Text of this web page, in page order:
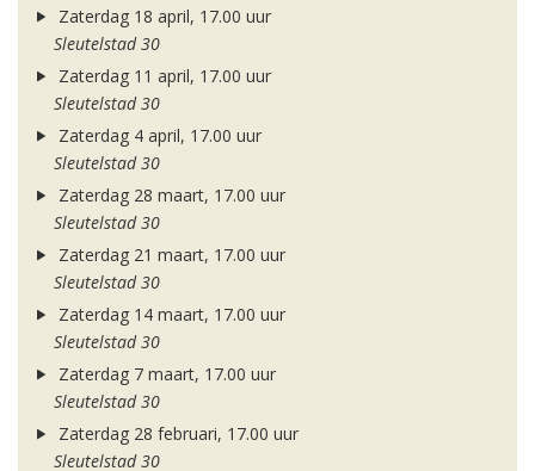
Zaterdag 18 april, 17.00 uur
Sleutelstad 30
Zaterdag 11 april, 17.00 uur
Sleutelstad 30
Zaterdag 4 april, 17.00 uur
Sleutelstad 30
Zaterdag 28 maart, 17.00 uur
Sleutelstad 30
Zaterdag 21 maart, 17.00 uur
Sleutelstad 30
Zaterdag 14 maart, 17.00 uur
Sleutelstad 30
Zaterdag 7 maart, 17.00 uur
Sleutelstad 30
Zaterdag 28 februari, 17.00 uur
Sleutelstad 30